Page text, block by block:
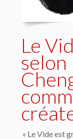
Le
selon
« Le Vide est